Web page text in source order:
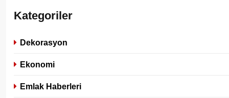
Kategoriler
Dekorasyon
Ekonomi
Emlak Haberleri